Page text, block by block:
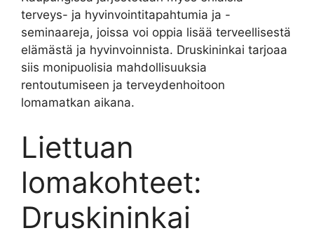
terveys- ja hyvinvointitapahtumia ja -
seminaareja, joissa voi oppia lisää terveellisestä
elämästä ja hyvinvoinnista. Druskininkai tarjoaa
siis monipuolisia mahdollisuuksia
rentoutumiseen ja terveydenhoitoon
lomamatkan aikana.
Liettuan
lomakohteet:
Druskininkai